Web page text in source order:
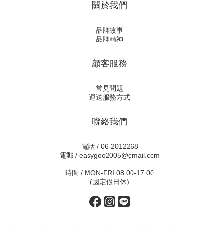
關於我們
品牌故事
品牌精神
顧客服務
常見問題
運送服務方式
聯絡我們
電話 / 06-2012268
電郵 / easygoo2005@gmail.com
時間 / MON-FRI 08:00-17:00
(國定假日休)